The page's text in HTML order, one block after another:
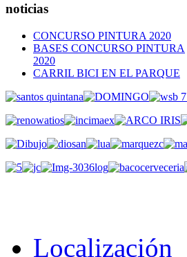
noticias
CONCURSO PINTURA 2020
BASES CONCURSO PINTURA
2020
CARRIL BICI EN EL PARQUE
Localización